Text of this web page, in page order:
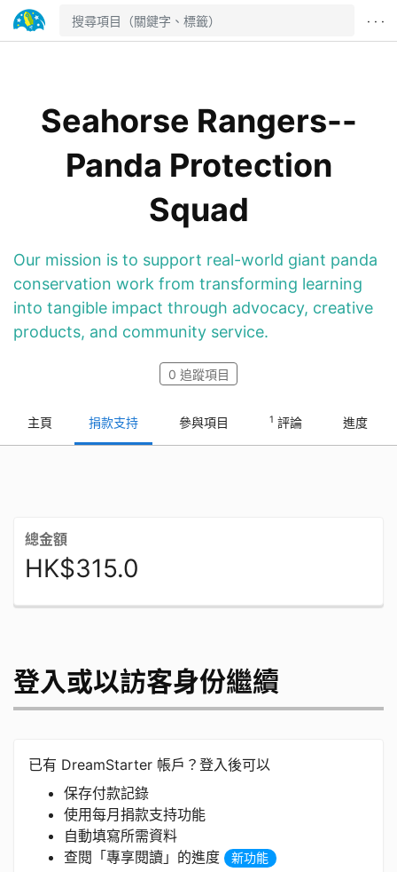
· · ·
Seahorse Rangers--
Panda Protection
Squad
Our mission is to support real-world giant panda
conservation work from transforming learning
into tangible impact through advocacy, creative
products, and community service.
0 追蹤項目
主頁 捐款支持 參與項目 1 評論 進度
總金額
HK$315.0
登入或以訪客身份繼續
已有 DreamStarter 帳戶？登入後可以
保存付款記錄
使用每月捐款支持功能
自動填寫所需資料
查閱「專享閱讀」的進度
新功能